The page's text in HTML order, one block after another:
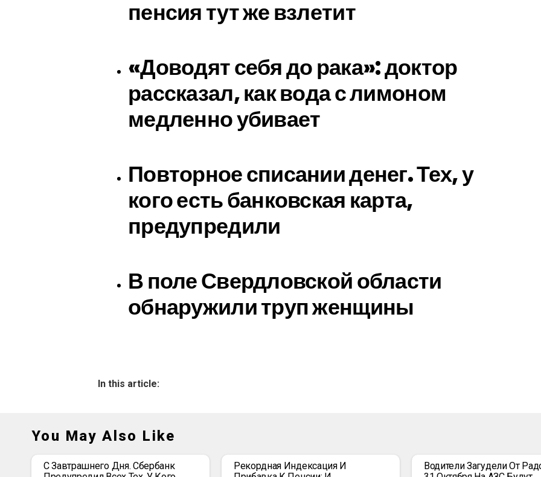
пенсия тут же взлетит
«Доводят себя до рака»: доктор
рассказал, как вода с лимоном
медленно убивает
Повторное списании денег. Тех, у
кого есть банковская карта,
предупредили
В поле Свердловской области
обнаружили труп женщины
In this article:
You May Also Like
С Завтрашнего Дня. Сбербанк
Рекордная Индексация И
Водители Загудели От